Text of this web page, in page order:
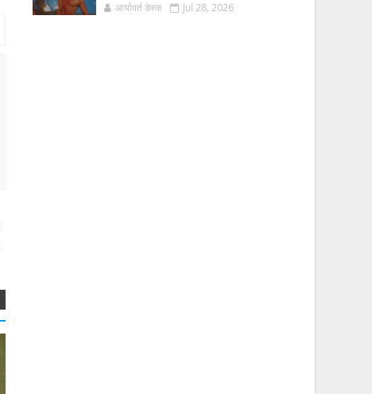
आर्यावर्त डेस्क Jul 28, 2026